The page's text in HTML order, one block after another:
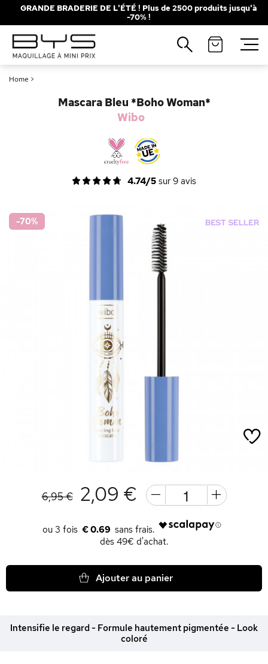
GRANDE BRADERIE DE L'ÉTÉ ! Plus de 2500 produits jusqu'à
-70% !
Home >
Mascara Bleu *Boho Woman*
Wibo
4.74/5 sur 9 avis
-70%
6,95 € 2,09 €
€ 0.69
dès 49€ d'achat.
Ajouter au panier
Intensifie le regard - Formule hautement pigmentée - Look
coloré
Fermer
Recherches populaires